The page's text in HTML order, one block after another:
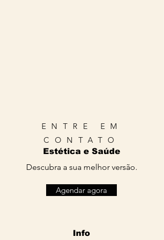
ENTRE EM
CONTATO
Estética e Saúde
Descubra a sua melhor versão.
Agendar agora
Info